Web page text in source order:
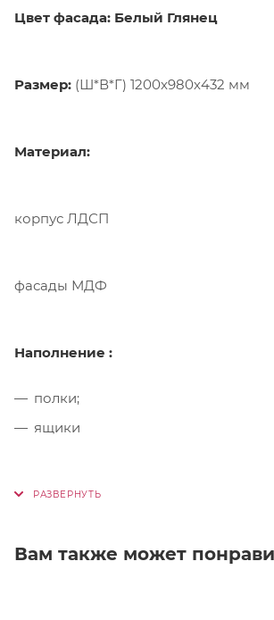
Цвет фасада: Белый Глянец
Размер: (Ш*В*Г) 1200x980х432 мм
Материал:
корпус ЛДСП
фасады МДФ
Наполнение :
полки;
ящики
Вам также может